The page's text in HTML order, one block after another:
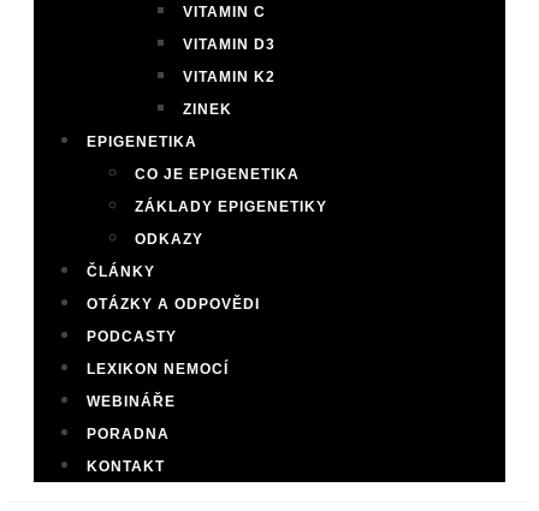
VITAMIN C
VITAMIN D3
VITAMIN K2
ZINEK
EPIGENETIKA
CO JE EPIGENETIKA
ZÁKLADY EPIGENETIKY
ODKAZY
ČLÁNKY
OTÁZKY A ODPOVĚDI
PODCASTY
LEXIKON NEMOCÍ
WEBINÁŘE
PORADNA
KONTAKT